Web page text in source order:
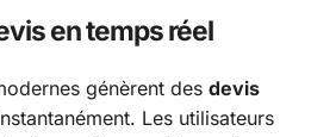
en temps réel
génèrent des devis
Les utilisateurs